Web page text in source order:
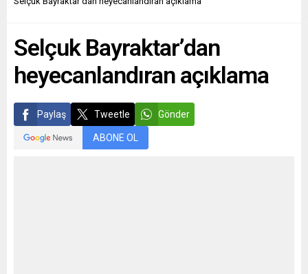
Selçuk Bayraktar’dan
heyecanlandıran açıklama
Paylaş Tweetle Gönder
ABONE OL